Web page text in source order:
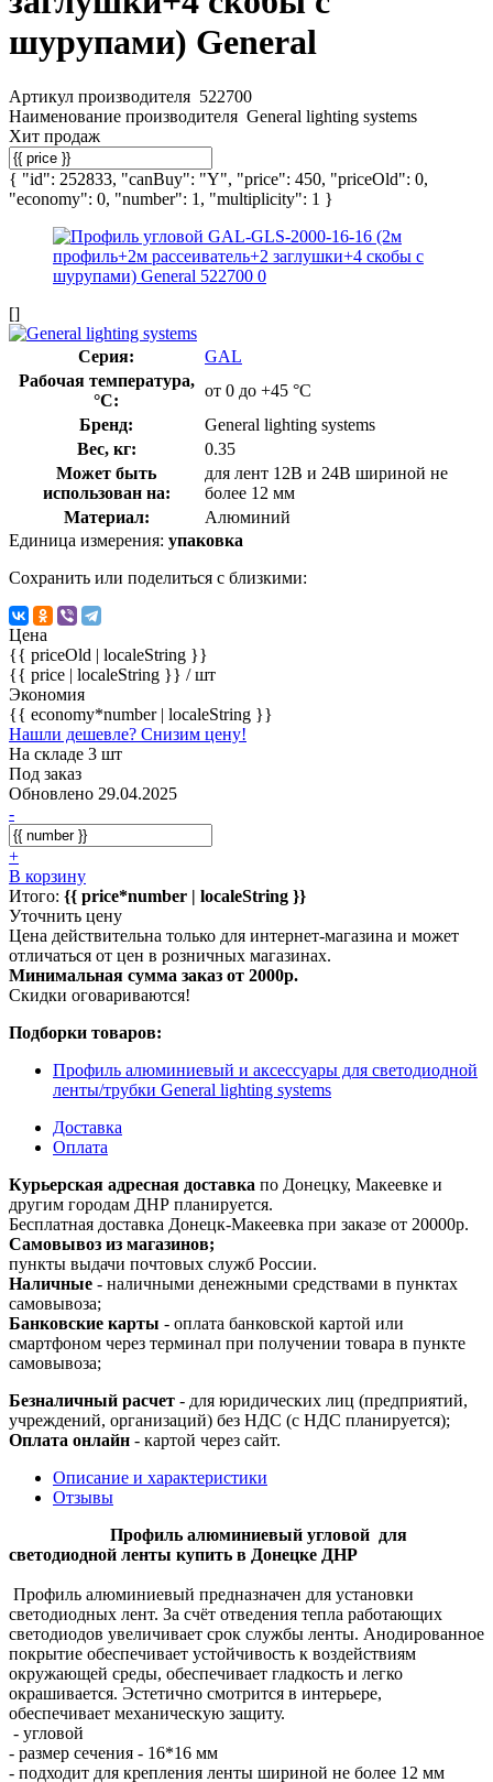
шурупами) General
Артикул производителя 522700
Наименование производителя General lighting systems
Хит продаж
{ "id": 252833, "canBuy": "Y", "price": 450, "priceOld": 0,
"economy": 0, "number": 1, "multiplicity": 1 }
[]
Серия:
GAL
Рабочая температура,
°С:
от 0 до +45 °С
Бренд:
General lighting systems
Вес, кг:
0.35
Может быть
использован на:
для лент 12В и 24В шириной не
более 12 мм
Материал:
Алюминий
Единица измерения: упаковка
Сохранить или поделиться с близкими:
Цена
{{ priceOld | localeString }}
{{ price | localeString }} / шт
Экономия
{{ economy*number | localeString }}
Нашли дешевле? Снизим цену!
На складе 3 шт
Под заказ
Обновлено 29.04.2025
-
+
В корзину
Итого: {{ price*number | localeString }}
Уточнить цену
Цена действительна только для интернет-магазина и может
отличаться от цен в розничных магазинах.
Минимальная сумма заказ от 2000р.
Скидки оговариваются!
Подборки товаров:
Профиль алюминиевый и аксессуары для светодиодной
ленты/трубки General lighting systems
Доставка
Оплата
Курьерская адресная доставка по Донецку, Макеевке и
другим городам ДНР планируется.
Бесплатная доставка Донецк-Макеевка при заказе от 20000р.
Самовывоз из магазинов;
пункты выдачи почтовых служб России.
Наличные - наличными денежными средствами в пунктах
самовывоза;
Банковские карты - оплата банковской картой или
смартфоном через терминал при получении товара в пункте
самовывоза;
Безналичный расчет - для юридических лиц (предприятий,
учреждений, организаций) без НДС (с НДС планируется);
Оплата онлайн - картой через сайт.
Описание и характеристики
Отзывы
Профиль алюминиевый угловой для
светодиодной ленты купить в Донецке ДНР
Профиль алюминиевый предназначен для установки
светодиодных лент. За счёт отведения тепла работающих
светодиодов увеличивает срок службы ленты. Анодированное
покрытие обеспечивает устойчивость к воздействиям
окружающей среды, обеспечивает гладкость и легко
окрашивается. Эстетично смотрится в интерьере,
обеспечивает механическую защиту.
- угловой
- размер сечения - 16*16 мм
- подходит для крепления ленты шириной не более 12 мм